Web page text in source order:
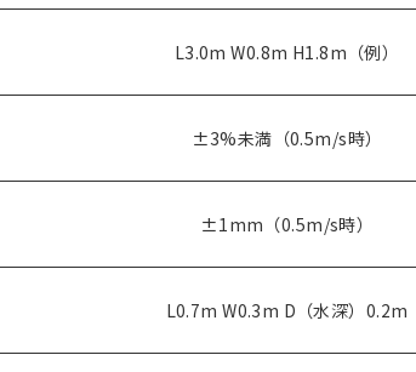
L3.0m W0.8m H1.8m（例）
±3%未満（0.5m/s時）
±1mm（0.5m/s時）
L0.7m W0.3m D（水深）0.2m